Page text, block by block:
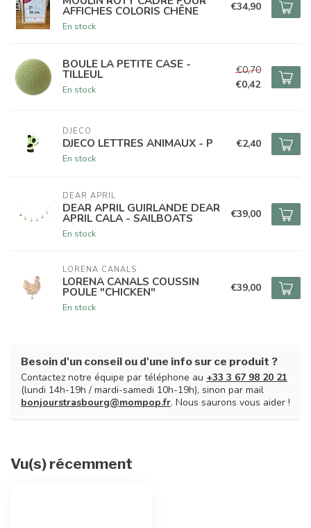
AFFICHES COLORIS CHÊNE
En stock
€34,90
BOULE LA PETITE CASE -
TILLEUL
En stock
€0,70
€0,42
DJECO
DJECO LETTRES ANIMAUX - P
En stock
€2,40
DEAR APRIL
DEAR APRIL GUIRLANDE DEAR
APRIL CALA - SAILBOATS
En stock
€39,00
LORENA CANALS
LORENA CANALS COUSSIN
POULE "CHICKEN"
En stock
€39,00
Besoin d'un conseil ou d'une info sur ce produit ?
Contactez notre équipe par téléphone au +33 3 67 98 20 21
(lundi 14h-19h / mardi-samedi 10h-19h), sinon par mail
bonjourstrasbourg@mompop.fr. Nous saurons vous aider !
Vu(s) récemment